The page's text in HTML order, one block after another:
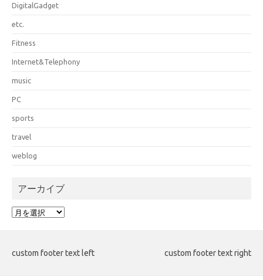
DigitalGadget
etc.
Fitness
Internet&Telephony
music
PC
sports
travel
weblog
アーカイブ
ア
ブ
custom footer text left custom footer text right